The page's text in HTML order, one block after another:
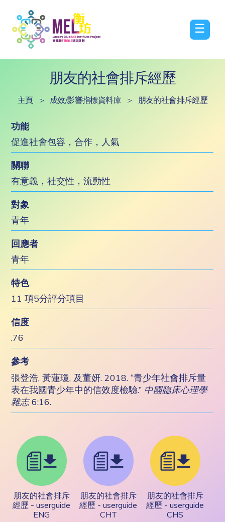
☰
朋友的社會排斥經歷
主頁 > 成效/影響指標資料庫 > 朋友的社會排斥經歷
功能
促進社會包容，合作，人氣
關聯
有意義，社交性，流動性
對象
青年
回應者
青年
特色
11 項5分評分項目
信度
.76
參考
張登浩, 黃蓮瓊, 及董妍. 2018. “青少年社會排斥量
表在我國青少年中的信效度檢驗.” 中國臨床心理學
雜志6:16.
朋友的社會排斥
經歷 - userguide
ENG
朋友的社會排斥
經歷 - userguide
CHT
朋友的社會排斥
經歷 - userguide
CHS